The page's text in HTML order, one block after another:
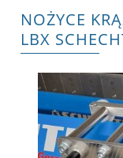
NOŻYCE
LBX